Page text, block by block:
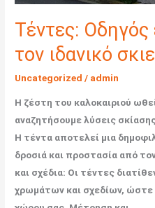
Τέντες: Οδηγός
τον ιδανικό
Uncategorized / admin
Η ζέστη του καλοκαιριού
αναζητήσουμε λύσεις
Η τέντα αποτελεί μια
δροσιά και προστασία από
και σχέδια: Οι τέντες
χρωμάτων και σχεδίων, ώστε